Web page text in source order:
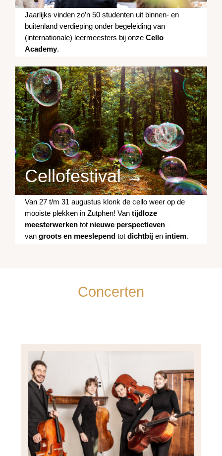
Jaarlijks vinden zo’n 50 studenten uit binnen- en
buitenland verdieping onder begeleiding van
(internationale) leermeesters bij onze Cello
Academy.
Cellofestival →
Van 27 t/m 31 augustus klonk de cello weer op de
mooiste plekken in Zutphen! Van tijdloze
meesterwerken tot nieuwe perspectieven –
van groots en meeslepend tot dichtbij en intiem.
Concerten